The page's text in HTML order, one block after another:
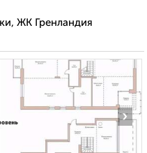
ЖК Гренландия
›